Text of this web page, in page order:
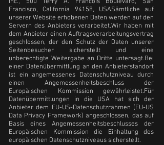
Francisco, California 94158, USASämtliche auf
unserer Website erhobenen Daten werden auf den
Servern des Anbieters verarbeitet.Wir haben mit
dem Anbieter einen Auftragsverarbeitungsvertrag
geschlossen, der den Schutz der Daten unserer
Seitenbesucher sicherstellt und eine
unberechtigte Weitergabe an Dritte untersagt.Bei
einer Datenübermittlung an den Anbieterstandort
ist ein angemessenes Datenschutzniveau durch
einen Angemessenheitsbeschluss der
Europäischen Kommission gewährleistet.Für
Datenübermittlungen in die USA hat sich der
Anbieter dem EU-US-Datenschutzrahmen (EU-US
Data Privacy Framework) angeschlossen, das auf
Basis eines Angemessenheitsbeschlusses der
Europäischen Kommission die Einhaltung des
europäischen Datenschutzniveaus sicherstellt.